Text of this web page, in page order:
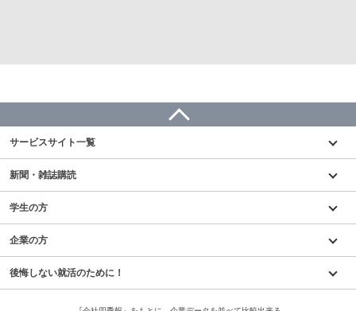
サービスサイト一覧
新聞・雑誌購読
学生の方
企業の方
後悔しない就活のために！